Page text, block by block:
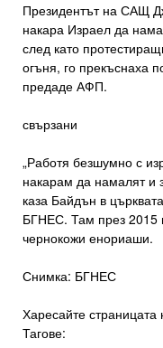
Президентът на САЩ
накара Израел да
след като
огъня, го прекъснаха
предаде АФП.
свързани
„Работя безшумно с
накарам да намалят и
каза Байдън в
БГНЕС. Там през 2015
чернокожи енориаши.
Снимка: БГНЕС
Харесайте
Тагове: